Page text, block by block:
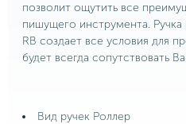
позволит ощутить все
пишущего инструмента.
RB создает все условия для
будет всегда сопутствовать
Вид ручек Роллер